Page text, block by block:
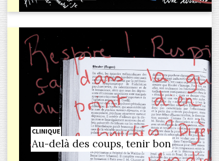
CLINIQUE
Au-delà des coups, tenir bon